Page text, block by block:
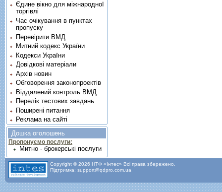
Єдине вікно для міжнародної
торгівлі
Час очікування в пунктах
пропуску
Перевірити ВМД
Митний кодекс України
Кодекси України
Довідкові матеріали
Архів новин
Обговорення законопроектів
Віддалений контроль ВМД
Перелік тестових завдань
Поширені питання
Реклама на сайті
Дошка оголошень
Пропонуємо послуги:
Митно - брокерські послуги
Copyright © 2026 НТФ «Інтес» Всі права збережено.
Підтримка: support@qdpro.com.ua